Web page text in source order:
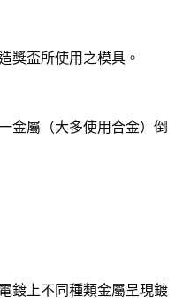
獎盃所使用之模具。
金屬（大多使用合金）倒
鍍上不同種類金屬呈現鍍